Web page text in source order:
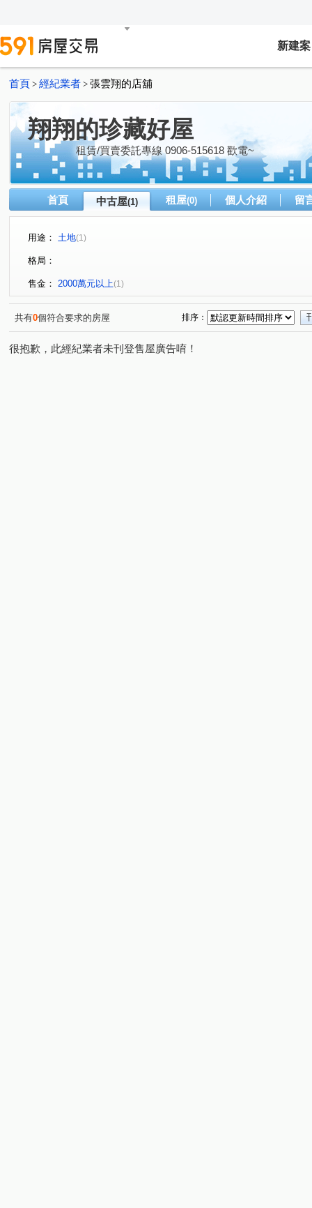
新建案
首頁 > 經紀業者 > 張雲翔的店舖
翔翔的珍藏好屋
租賃/買賣委託專線 0906-515618 歡電~
首頁 中古屋(1) 租屋(0) 個人介紹 留
用途： 土地(1)
格局：
售金： 2000萬元以上(1)
共有0個符合要求的房屋 排序：
很抱歉，此經紀業者未刊登售屋廣告唷！